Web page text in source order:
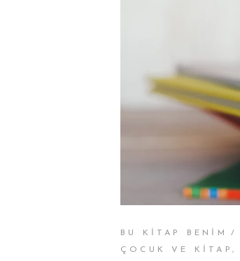
BU KİTAP BENİM
ÇOCUK VE KITAP ,